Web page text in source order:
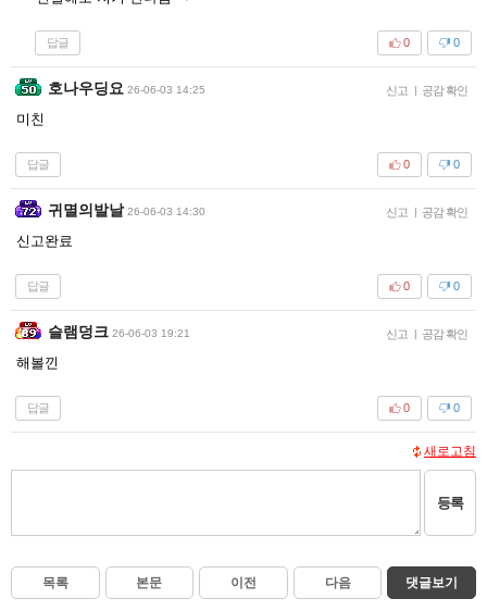
답글 0
0
호나우딩요 26-06-03 14:25 신고 | 공감 확인
미친
답글 0
0
귀멸의발날 26-06-03 14:30 신고 | 공감 확인
신고완료
답글 0
0
슬램덩크 26-06-03 19:21 신고 | 공감 확인
해볼낀
답글 0
0
새로고침
등록
목록 본문 이전 다음 댓글보기